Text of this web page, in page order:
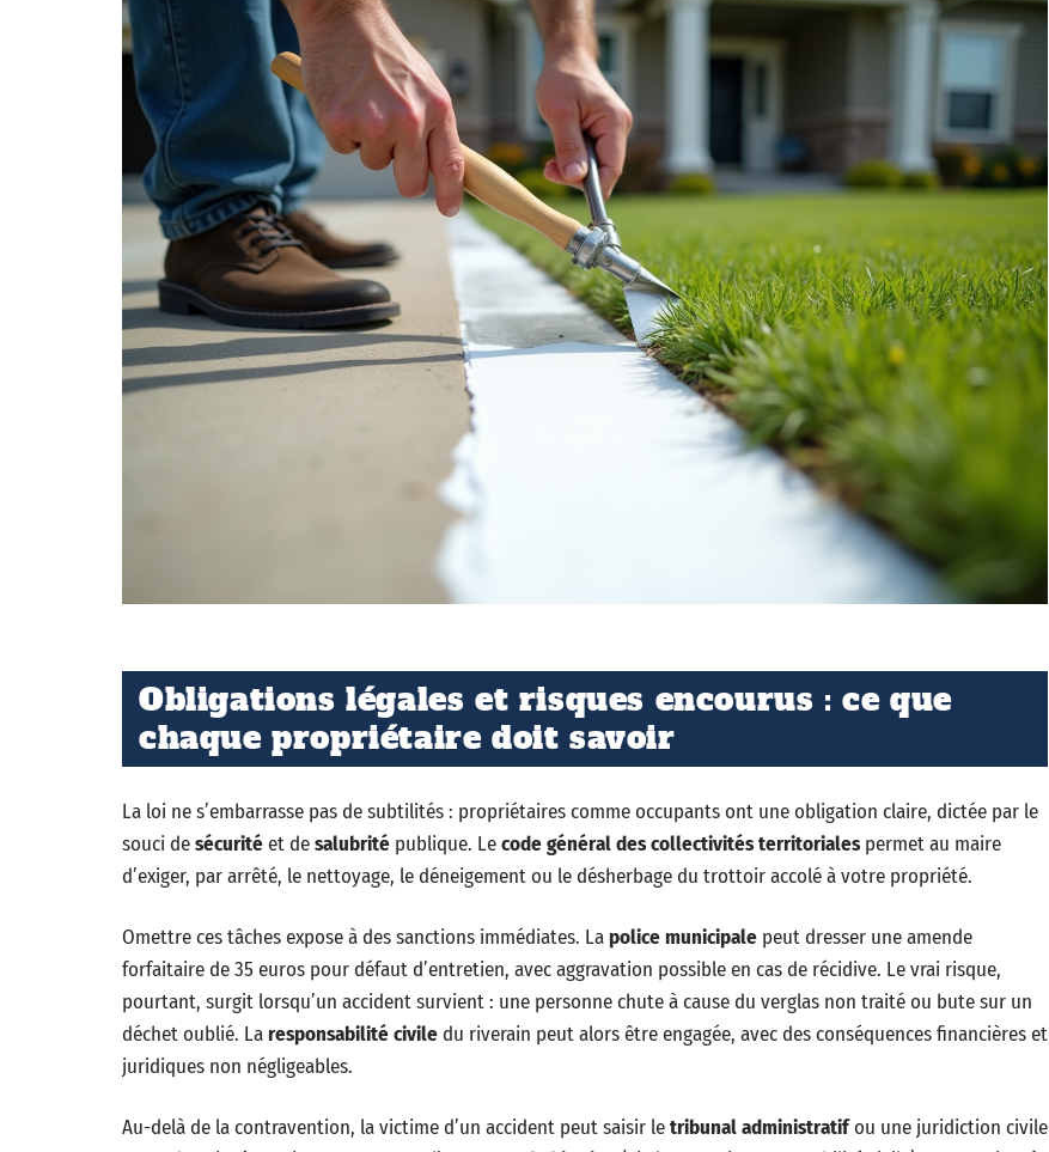
Obligations légales et risques encourus : ce que
chaque propriétaire doit savoir
La loi ne s’embarrasse pas de subtilités : propriétaires comme occupants ont une obligation claire, dictée par le
souci desécuritéet desalubrité publique. Lecode général des collectivités territorialespermet au maire
d’exiger, par arrêté, le nettoyage, le déneigement ou le désherbage du trottoir accolé à votre propriété.
Omettre ces tâches expose à des sanctions immédiates. Lapolice municipale peut dresser une amende
forfaitaire de 35 euros pour défaut d’entretien, avec aggravation possible en cas de récidive. Le vrai risque,
pourtant, surgit lorsqu’un accident survient : une personne chute à cause du verglas non traité ou bute sur un
déchet oublié. Laresponsabilité civiledu riverain peut alors être engagée, avec des conséquences financières et
juridiques non négligeables.
Au-delà de la contravention, la victime d’un accident peut saisir letribunal administratifou une juridiction civile